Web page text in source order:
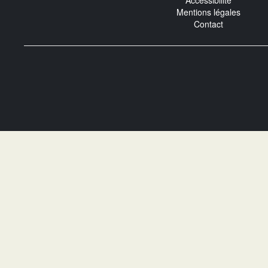
Mentions légales
Contact